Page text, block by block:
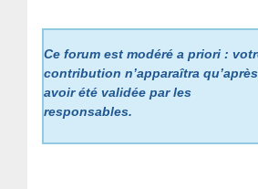
Ce forum est modéré a priori :
contribution n’apparaîtra qu’après
avoir été validée par les
responsables.